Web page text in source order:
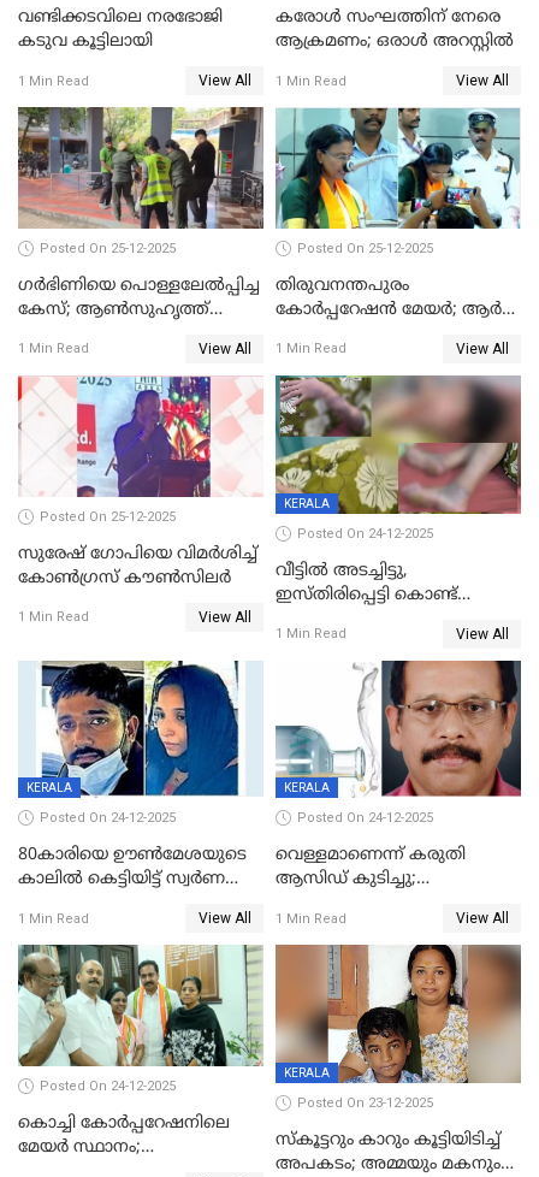
വണ്ടിക്കടവിലെ നരഭോജി
കടുവ കൂട്ടിലായി
1 Min Read View All
കരോള്‍ സംഘത്തിന് നേരെ
ആക്രമണം; ഒരാള്‍ അറസ്റ്റില്‍
1 Min Read View All
Posted On 25-12-2025
ഗര്‍ഭിണിയെ പൊള്ളലേല്‍പ്പിച്ച
കേസ്; ആണ്‍സുഹൃത്ത്
1 Min Read View All
Posted On 25-12-2025
തിരുവനന്തപുരം
കോര്‍പ്പറേഷന്‍ മേയർ; ആര്‍
1 Min Read View All
Posted On 25-12-2025
സുരേഷ് ഗോപിയെ വിമര്‍ശിച്ച്
കോണ്‍ഗ്രസ് കൗണ്‍സിലര്‍
1 Min Read View All
KERALA
Posted On 24-12-2025
വീട്ടിൽ അടച്ചിട്ടു,
ഇസ്തിരിപ്പെട്ടി കൊണ്ട്
ഗർഭിണിയായ യുവതിക്ക് ക്രൂര
1 Min Read View All
KERALA
Posted On 24-12-2025
80കാരിയെ ഊൺമേശയുടെ
കാലിൽ കെട്ടിയിട്ട് സ്വർണവും
കൊച്ചുമകനും സുഹൃത്തും
അറസ്റ്റിൽ
1 Min Read View All
KERALA
Posted On 24-12-2025
വെള്ളമാണെന്ന് കരുതി
ആസിഡ് കുടിച്ചു;
മരിച്ചു
1 Min Read View All
Posted On 24-12-2025
കൊച്ചി കോര്‍പ്പറേഷനിലെ
മേയര്‍ സ്ഥാനം;
KERALA
Posted On 23-12-2025
സ്കൂട്ടറും കാറും കൂട്ടിയിടിച്ച്
അപകടം; അമ്മയും മകനും